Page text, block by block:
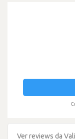
Ver reviews da